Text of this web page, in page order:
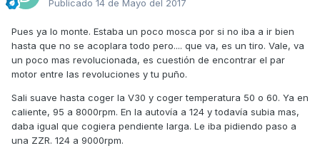
Publicado 14 de Mayo del 2017
Pues ya lo monte. Estaba un poco mosca por si no iba a ir bien
hasta que no se acoplara todo pero.... que va, es un tiro. Vale, va
un poco mas revolucionada, es cuestión de encontrar el par
motor entre las revoluciones y tu puño.
Sali suave hasta coger la V30 y coger temperatura 50 o 60. Ya en
caliente, 95 a 8000rpm. En la autovía a 124 y todavía subia mas,
daba igual que cogiera pendiente larga. Le iba pidiendo paso a
una ZZR. 124 a 9000rpm.